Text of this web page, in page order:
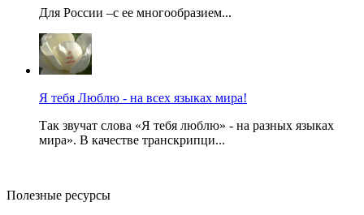
Для России –с ее многообразием...
Я тебя Люблю - на всех языках мира!
Так звучат слова «Я тебя люблю» - на разных языках
мира». В качестве транскрипци...
Полезные ресурсы